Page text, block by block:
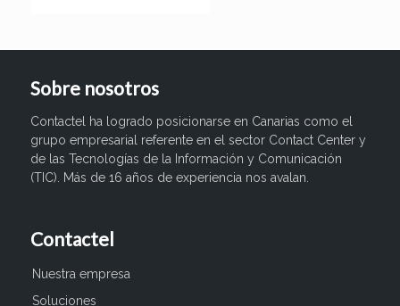
Sobre nosotros
Contactel ha logrado posicionarse en Canarias como el
grupo empresarial referente en el sector Contact Center y
de las Tecnologías de la Información y Comunicación
(TIC). Más de 16 años de experiencia nos avalan.
Contactel
Nuestra empresa
Soluciones